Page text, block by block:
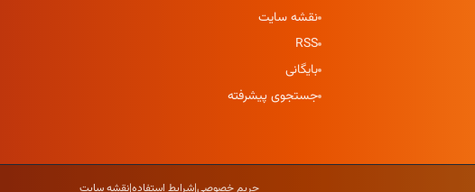
نقشه سایت
RSS
بایگانی
جستجوی پیشرفته
حریم خصوصی|شرایط استفاده|نقشه سایت